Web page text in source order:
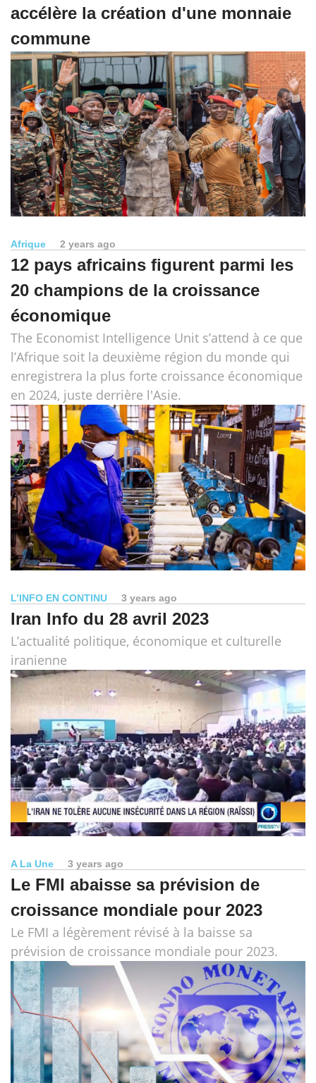
accélère la création d'une monnaie
commune
Afrique 2 years ago
12 pays africains figurent parmi les
20 champions de la croissance
économique
The Economist Intelligence Unit s’attend à ce que
l’Afrique soit la deuxième région du monde qui
enregistrera la plus forte croissance économique
en 2024, juste derrière l'Asie.
L’INFO EN CONTINU 3 years ago
Iran Info du 28 avril 2023
L’actualité politique, économique et culturelle
iranienne
A La Une 3 years ago
Le FMI abaisse sa prévision de
croissance mondiale pour 2023
Le FMI a légèrement révisé à la baisse sa
prévision de croissance mondiale pour 2023.